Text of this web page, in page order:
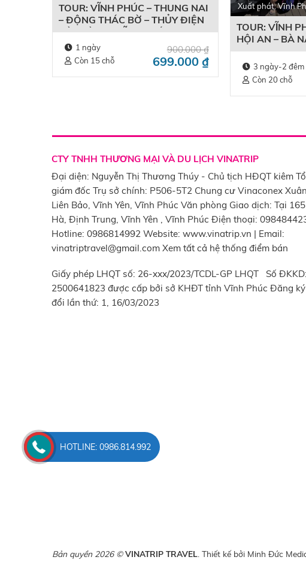
TOUR: VĨNH PHÚC – THUNG NAI
– ĐỘNG THÁC BỜ – THỦY ĐIỆN
HÒA BÌNH – VĨNH PHÚC
900.000₫
699.000 ₫
1 ngày
Còn 15 chỗ
Xuất phát: Vĩnh
TOUR: VĨNH
HỘI AN – BÀ
Thời gian:
về bằng máy
3 ngày-2 đêm
Còn 20 chỗ
CTY TNHH THƯƠNG MẠI VÀ DU LỊCH VINATRIP
Đại diện: Nguyễn Thị Thương Thúy - Chủ tịch HĐQT kiêm
giám đốc Trụ sở chính: P506-5T2 Chung cư Vinaconex
Liên Bảo, Vĩnh Yên, Vĩnh Phúc Văn phòng Giao dịch: Tại
Hà, Định Trung, Vĩnh Yên , Vĩnh Phúc Điện thoại:
Hotline: 0986814992 Website: www.vinatrip.vn | Email:
vinatriptravel@gmail.com Xem tất cả hệ thống điểm bán
Giấy phép LHQT số: 26-xxx/2023/TCDL-GP LHQT Số ĐKKD:
2500641823 được cấp bởi sở KHĐT tỉnh Vĩnh Phúc Đăng
đổi lần thứ: 1, 16/03/2023
Bản quyền 2026 © VINATRIP TRAVEL . Thiết kế bởi Minh Đức
HOTLINE: 0986.814.992